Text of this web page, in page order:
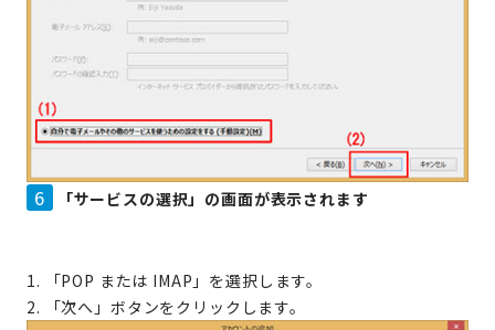
6 「サービスの選択」の画面が表示されます
1. 「POP または IMAP」を選択します。
2. 「次へ」ボタンをクリックします。